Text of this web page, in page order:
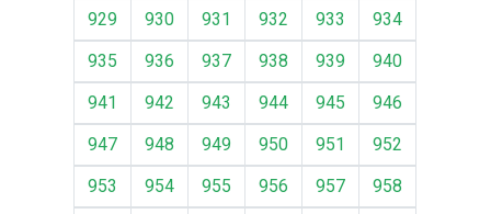
929
930 931 932 933
934
935
936 937 938 939
940
941
942 943 944 945
946
947
948 949 950 951
952
953
954 955 956 957
958